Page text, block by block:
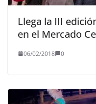
Llega la III
en el Mercado
06/02/2018 0